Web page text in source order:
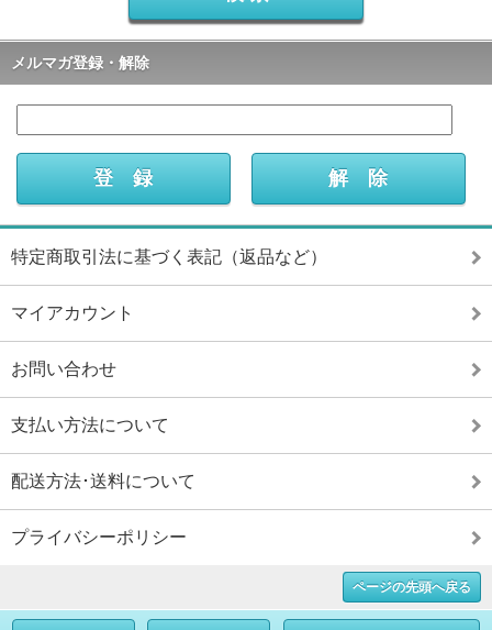
メルマガ登録・解除
特定商取引法に基づく表記（返品など）
マイアカウント
お問い合わせ
支払い方法について
配送方法･送料について
プライバシーポリシー
ページの先頭へ戻る